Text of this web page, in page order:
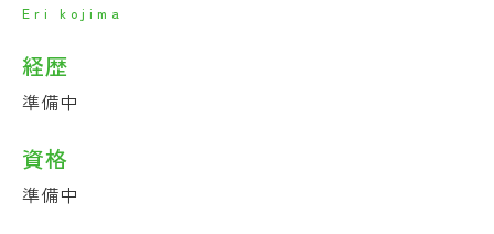
Eri kojima
経歴
準備中
資格
準備中